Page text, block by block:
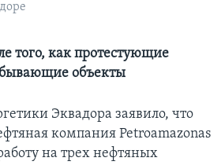
того, как протестующие
объекты
Эквадора заявило, что
компания Petroamazonas
на трех нефтяных